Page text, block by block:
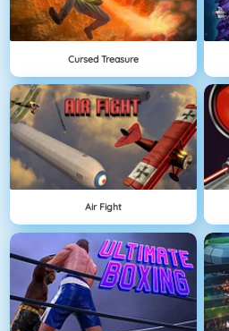
Cursed Treasure
Air Fight